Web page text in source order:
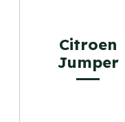
Citroen
Jumper